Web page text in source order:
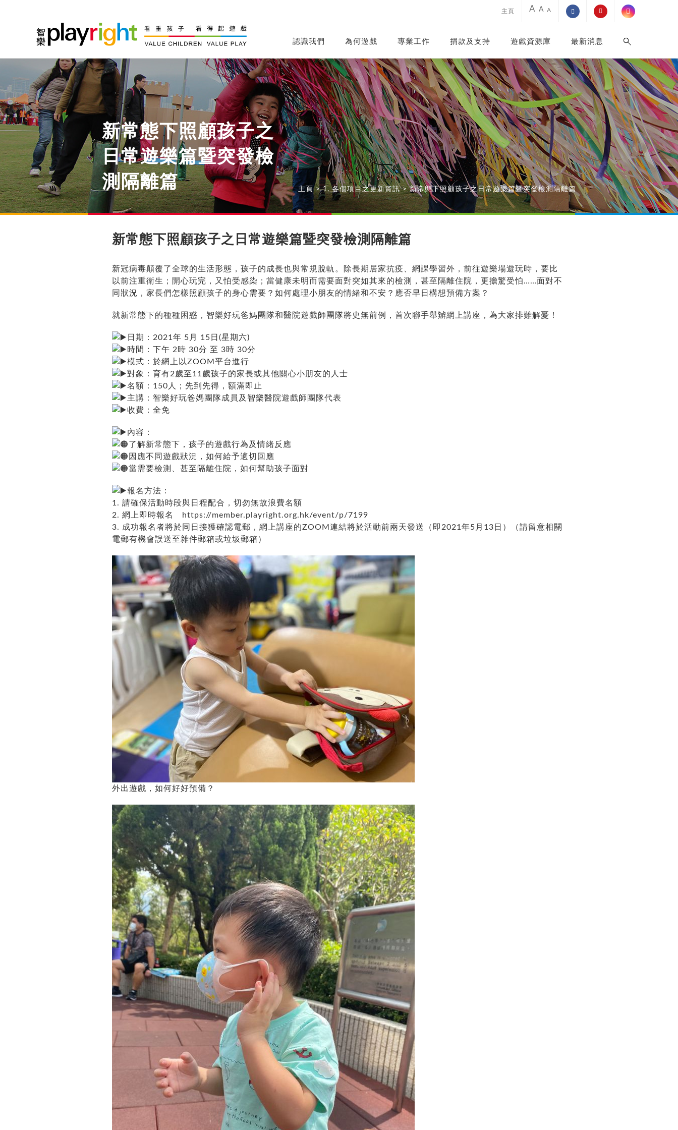
主頁 A A A
認識我們 為何遊戲 專業工作 捐款及支持 遊戲資源庫 最新消息
新常態下照顧孩子之
日常遊樂篇暨突發檢
測隔離篇
主頁 > 1. 各個項目之更新資訊 > 新常態下照顧孩子之日常遊樂篇暨突發檢測隔離篇
新常態下照顧孩子之日常遊樂篇暨突發檢測隔離篇
新冠病毒顛覆了全球的生活形態，孩子的成長也與常規脫軌。除長期居家抗疫、網課學習外，前往遊樂場遊玩時，要比
以前注重衛生；開心玩完，又怕受感染；當健康未明而需要面對突如其來的檢測，甚至隔離住院，更擔驚受怕……面對不
同狀況，家長們怎樣照顧孩子的身心需要？如何處理小朋友的情緒和不安？應否早日構想預備方案？
就新常態下的種種困惑，智樂好玩爸媽團隊和醫院遊戲師團隊將史無前例，首次聯手舉辧網上講座，為大家排難解憂！
日期：2021年 5月 15日(星期六)
時間：下午 2時 30分 至 3時 30分
模式：於網上以ZOOM平台進行
對象：育有2歲至11歲孩子的家長或其他關心小朋友的人士
名額：150人；先到先得，額滿即止
主講：智樂好玩爸媽團隊成員及智樂醫院遊戲師團隊代表
收費：全免
內容：
了解新常態下，孩子的遊戲行為及情緒反應
因應不同遊戲狀況，如何給予適切回應
當需要檢測、甚至隔離住院，如何幫助孩子面對
報名方法：
1. 請確保活動時段與日程配合，切勿無故浪費名額
2. 網上即時報名
https://member.playright.org.hk/event/p/7199
3. 成功報名者將於同日接獲確認電郵，網上講座的ZOOM連結將於活動前兩天發送（即2021年5月13日）（請留意相關
電郵有機會誤送至雜件郵箱或垃圾郵箱）
外出遊戲，如何好好預備？